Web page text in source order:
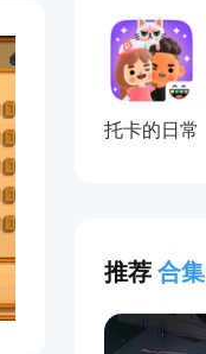
托卡的日常
推荐 合集